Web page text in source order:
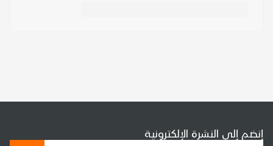
إنضم إلى النشرة الإلكترونية